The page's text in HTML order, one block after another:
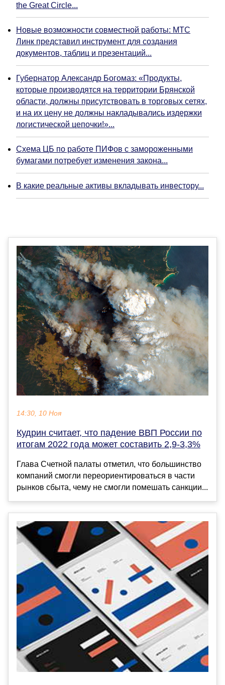
the Great Circle...
Новые возможности совместной работы: МТС
Линк представил инструмент для создания
документов, таблиц и презентаций...
Губернатор Александр Богомаз: «Продукты,
которые производятся на территории Брянской
области, должны присутствовать в торговых сетях,
и на их цену не должны накладывались издержки
логистической цепочки!»...
Схема ЦБ по работе ПИФов с замороженными
бумагами потребует изменения закона...
В какие реальные активы вкладывать инвестору...
14:30, 10 Ноя
Кудрин считает, что падение ВВП России по
итогам 2022 года может составить 2,9-3,3%
Глава Счетной палаты отметил, что большинство
компаний смогли переориентироваться в части
рынков сбыта, чему не смогли помешать санкции...